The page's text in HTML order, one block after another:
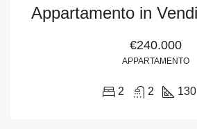
€240.000
APPARTAMENTO
2 2 130